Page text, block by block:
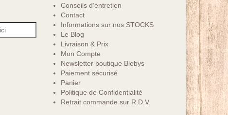
Conseils d’entretien
Contact
Informations sur nos STOCKS
Le Blog
Livraison & Prix
Mon Compte
Newsletter boutique Blebys
Paiement sécurisé
Panier
Politique de Confidentialité
Retrait commande sur R.D.V.